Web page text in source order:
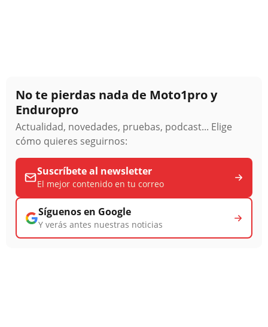
No te pierdas nada de Moto1pro y
Enduropro
Actualidad, novedades, pruebas, podcast... Elige
cómo quieres seguirnos:
Suscríbete al newsletter
El mejor contenido en tu correo
Síguenos en Google
Y verás antes nuestras noticias